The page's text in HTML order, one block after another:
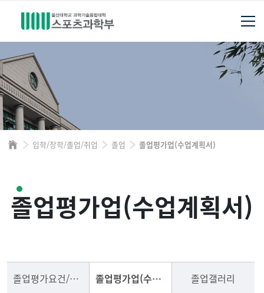
입학/장학/졸업/취업 졸업 졸업평가업(수업계획서)
졸업평가업(수업계획서)
졸업평가요건/평가 졸업평가업(수업계획서) 졸업갤러리